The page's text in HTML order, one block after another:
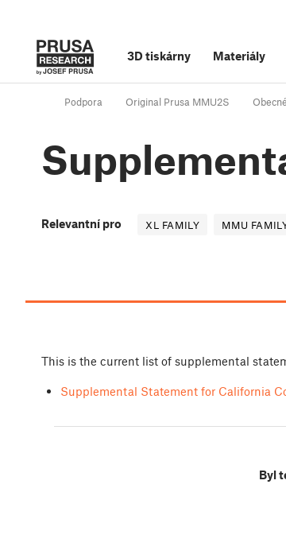
3D tiskárny Materiály
Podpora Original Prusa MMU2S
Relevantní pro XL FAMILY MMU
This is the current list of supplemental
Supplemental Statement for California
Byl